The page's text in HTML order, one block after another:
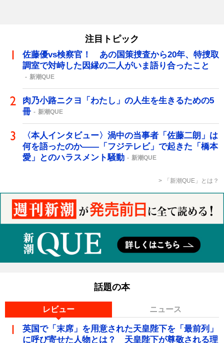
注目トピック
佐藤優vs検察官！ あの国策捜査から20年、特捜取
調室で対峙した因縁の二人がいま語り合ったこと
新潮QUE
肉乃小路ニクヨ「わたし」の人生を生きるための5
冊
新潮QUE
〈本人インタビュー〉渦中の当事者「佐藤二朗」は
何を語ったのか――「フジテレビ」で起きた「橋本
愛」とのハラスメント騒動
新潮QUE
「新潮QUE」とは？
話題の本
レビュー ニュース
英国で「末席」を用意された天皇陛下を「最前列」
に呼び寄せた人物とは？ 天皇陛下が尊敬される理